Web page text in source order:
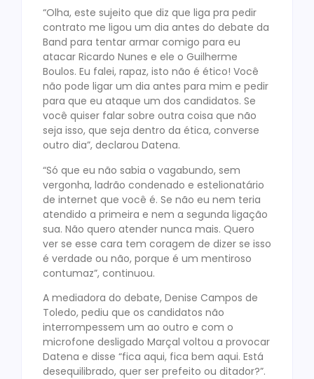
“Olha, este sujeito que diz que liga pra pedir
contrato me ligou um dia antes do debate da
Band para tentar armar comigo para eu
atacar Ricardo Nunes e ele o Guilherme
Boulos. Eu falei, rapaz, isto não é ético! Você
não pode ligar um dia antes para mim e pedir
para que eu ataque um dos candidatos. Se
você quiser falar sobre outra coisa que não
seja isso, que seja dentro da ética, converse
outro dia”, declarou Datena.
“Só que eu não sabia o vagabundo, sem
vergonha, ladrão condenado e estelionatário
de internet que você é. Se não eu nem teria
atendido a primeira e nem a segunda ligação
sua. Não quero atender nunca mais. Quero
ver se esse cara tem coragem de dizer se isso
é verdade ou não, porque é um mentiroso
contumaz”, continuou.
A mediadora do debate, Denise Campos de
Toledo, pediu que os candidatos não
interrompessem um ao outro e com o
microfone desligado Marçal voltou a provocar
Datena e disse “fica aqui, fica bem aqui. Está
desequilibrado, quer ser prefeito ou ditador?”.